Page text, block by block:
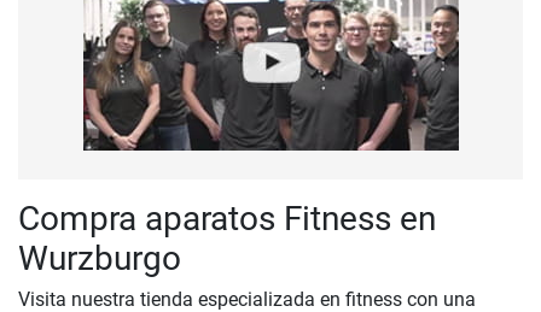
Compra aparatos Fitness en
Wurzburgo
Visita nuestra tienda especializada en fitness con una